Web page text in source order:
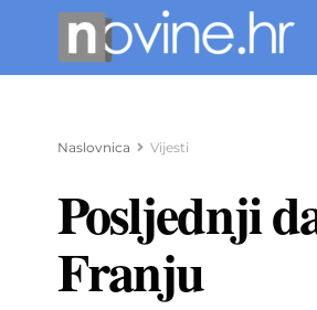
Naslovnica Vijesti
Posljednji
Franju